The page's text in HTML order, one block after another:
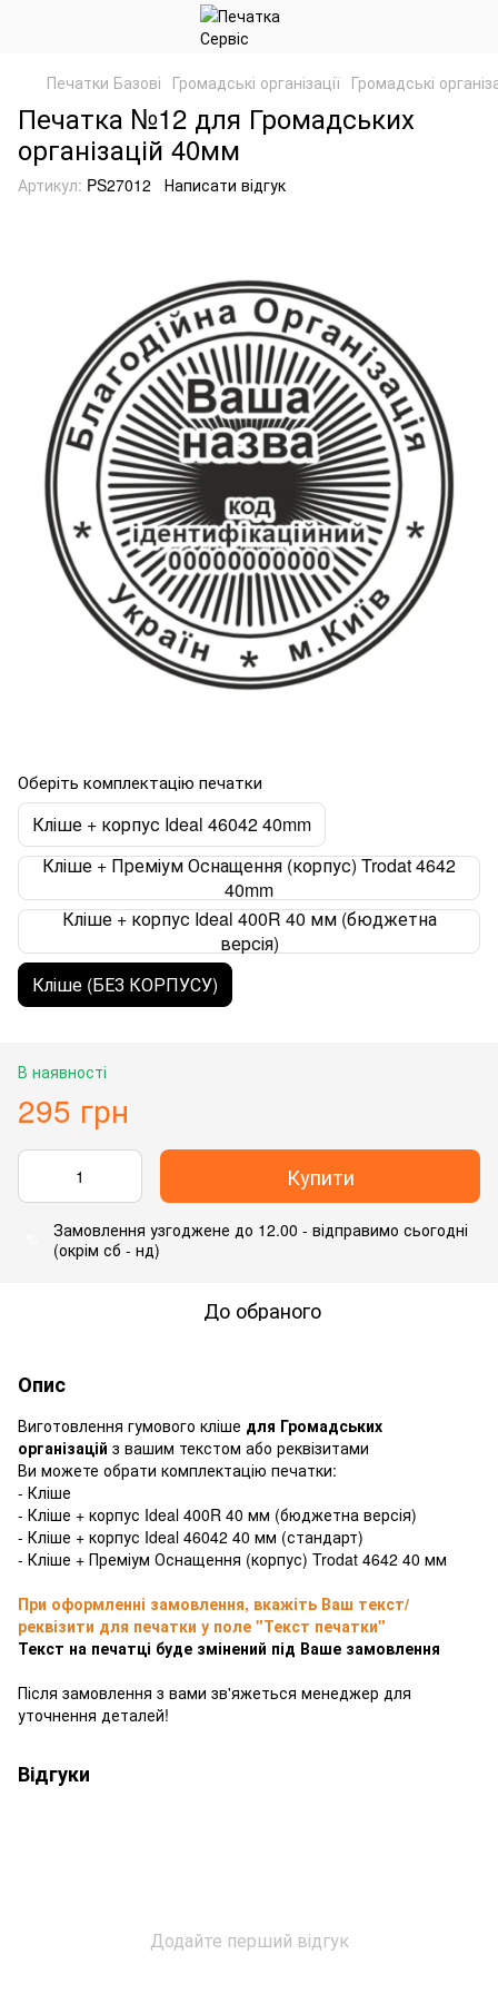
Печатки Базові Громадські організації Громадські
Печатка №12 для Громадських
організацій 40мм
Артикул: PS27012 Написати відгук
Оберіть комплектацію печатки
Кліше + корпус Ideal 46042 40mm
Кліше + Преміум Оснащення (корпус) Trodat 4642
40mm
Кліше + корпус Ideal 400R 40 мм (бюджетна
версія)
Кліше (БЕЗ КОРПУСУ)
В наявності
295 грн
Купити
Замовлення узгоджене до 12.00 - відправимо сьогодні
(окрім сб - нд)
До обраного
Опис
Виготовлення гумового кліше для Громадських
організацій з вашим текстом або реквізитами
Ви можете обрати комплектацію печатки:
- Кліше
- Кліше + корпус Ideal 400R 40 мм (бюджетна версія)
- Кліше + корпус Ideal 46042 40 мм (стандарт)
- Кліше + Преміум Оснащення (корпус) Trodat 4642 40 мм
При оформленні замовлення, вкажіть Ваш текст/
реквізити для печатки у поле "Текст печатки"
Текст на печатці буде змінений під Ваше замовлення
Після замовлення з вами зв'яжеться менеджер для
уточнення деталей!
Відгуки
Додайте перший відгук